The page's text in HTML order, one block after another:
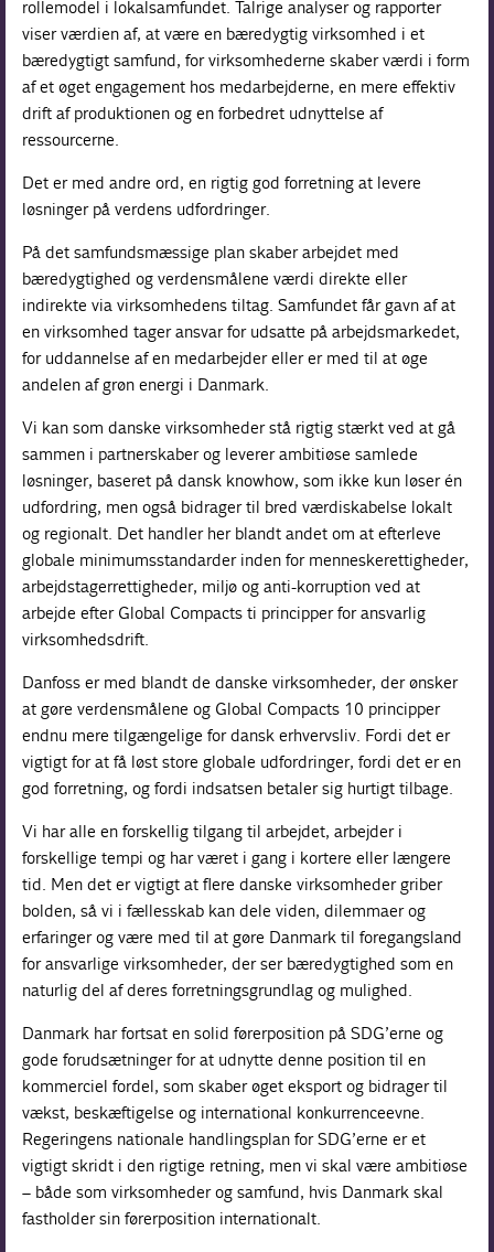
rollemodel i lokalsamfundet. Talrige analyser og rapporter
viser værdien af, at være en bæredygtig virksomhed i et
bæredygtigt samfund, for virksomhederne skaber værdi i form
af et øget engagement hos medarbejderne, en mere effektiv
drift af produktionen og en forbedret udnyttelse af
ressourcerne.
Det er med andre ord, en rigtig god forretning at levere
løsninger på verdens udfordringer.
På det samfundsmæssige plan skaber arbejdet med
bæredygtighed og verdensmålene værdi direkte eller
indirekte via virksomhedens tiltag. Samfundet får gavn af at
en virksomhed tager ansvar for udsatte på arbejdsmarkedet,
for uddannelse af en medarbejder eller er med til at øge
andelen af grøn energi i Danmark.
Vi kan som danske virksomheder stå rigtig stærkt ved at gå
sammen i partnerskaber og leverer ambitiøse samlede
løsninger, baseret på dansk knowhow, som ikke kun løser én
udfordring, men også bidrager til bred værdiskabelse lokalt
og regionalt. Det handler her blandt andet om at efterleve
globale minimumsstandarder inden for menneskerettigheder,
arbejdstagerrettigheder, miljø og anti-korruption ved at
arbejde efter Global Compacts ti principper for ansvarlig
virksomhedsdrift.
Danfoss er med blandt de danske virksomheder, der ønsker
at gøre verdensmålene og Global Compacts 10 principper
endnu mere tilgængelige for dansk erhvervsliv. Fordi det er
vigtigt for at få løst store globale udfordringer, fordi det er en
god forretning, og fordi indsatsen betaler sig hurtigt tilbage.
Vi har alle en forskellig tilgang til arbejdet, arbejder i
forskellige tempi og har været i gang i kortere eller længere
tid. Men det er vigtigt at flere danske virksomheder griber
bolden, så vi i fællesskab kan dele viden, dilemmaer og
erfaringer og være med til at gøre Danmark til foregangsland
for ansvarlige virksomheder, der ser bæredygtighed som en
naturlig del af deres forretningsgrundlag og mulighed.
Danmark har fortsat en solid førerposition på SDG’erne og
gode forudsætninger for at udnytte denne position til en
kommerciel fordel, som skaber øget eksport og bidrager til
vækst, beskæftigelse og international konkurrenceevne.
Regeringens nationale handlingsplan for SDG’erne er et
vigtigt skridt i den rigtige retning, men vi skal være ambitiøse
– både som virksomheder og samfund, hvis Danmark skal
fastholder sin førerposition internationalt.